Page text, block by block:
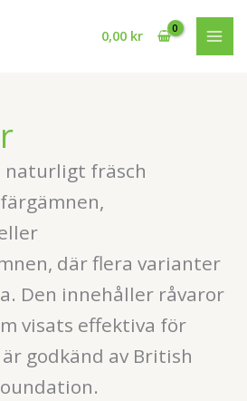
0,00 kr
naturligt fräsch
där flera varianter
Den innehåller råvaror
visats effektiva för
godkänd av British